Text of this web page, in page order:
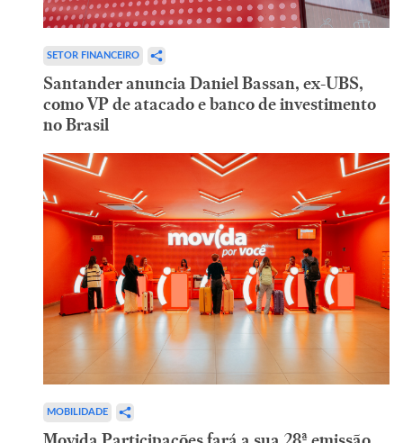
SETOR FINANCEIRO
Santander anuncia Daniel Bassan, ex-UBS,
como VP de atacado e banco de investimento
no Brasil
MOBILIDADE